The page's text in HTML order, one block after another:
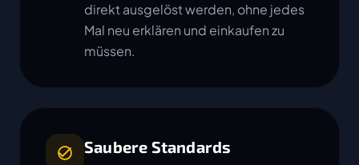
direkt ausgelöst werden, ohne jedes
Mal neu erklären und einkaufen zu
müssen.
Saubere Standards